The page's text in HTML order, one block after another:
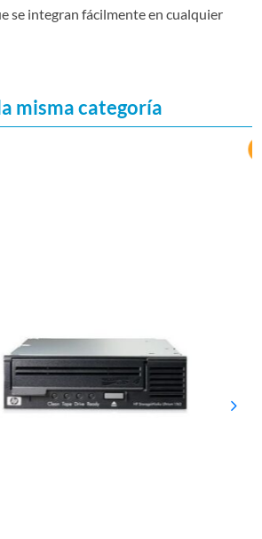
se integran fácilmente en cualquier
misma categoría